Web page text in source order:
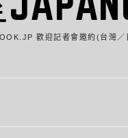
歡迎記者會邀約(台灣／